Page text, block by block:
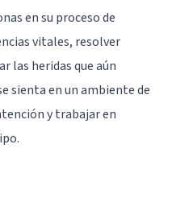
en su proceso de
vitales, resolver
las heridas que aún
sienta en un ambiente de
y trabajar en